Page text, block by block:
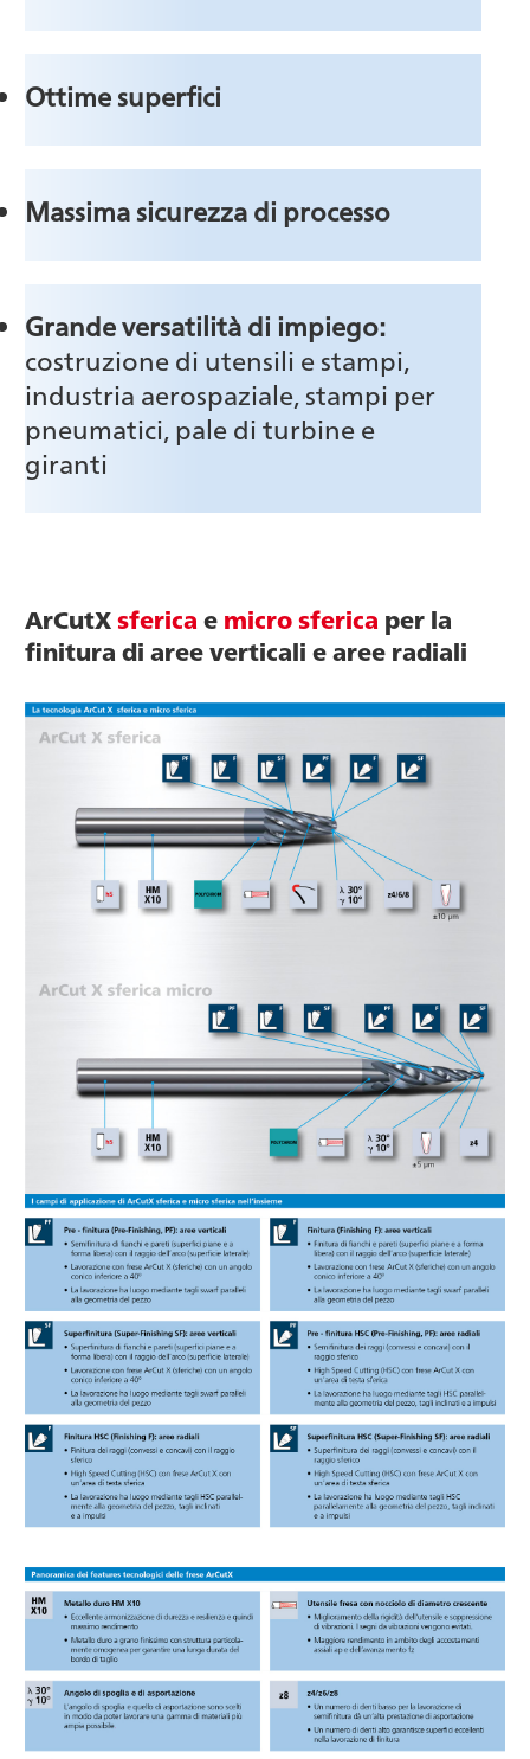
Ottime superfici
Massima sicurezza di processo
Grande versatilità di impiego:
costruzione di utensili e stampi,
industria aerospaziale, stampi per
pneumatici, pale di turbine e
giranti
ArCutXsferica e micro sferica per la
finitura di aree verticali e aree radiali